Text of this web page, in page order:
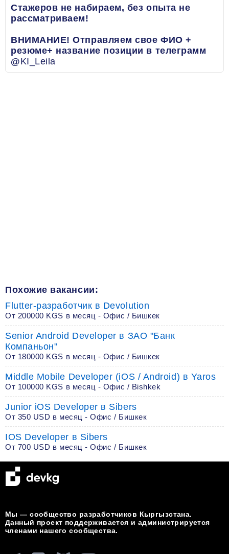
Стажеров не набираем, без опыта не
рассматриваем!
ВНИМАНИЕ! Отправляем свое ФИО +
резюме+ название позиции в телеграмм
@KI_Leila
Похожие вакансии:
Flutter-разработчик в Devolution
От 200000 KGS в месяц - Офис / Бишкек
Senior Android Developer в ЗАО "Банк
Компаньон"
От 180000 KGS в месяц - Офис / Бишкек
Middle Mobile Developer (iOS / Android) в Yaros
От 100000 KGS в месяц - Офис / Bishkek
Junior iOS Developer в Sibers
От 350 USD в месяц - Офис / Бишкек
IOS Developer в Sibers
От 700 USD в месяц - Офис / Бишкек
Мы — сообщество разработчиков Кыргызстана.
Данный проект поддерживается и администрируется
членами нашего сообщества.